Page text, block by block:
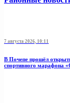
7 августа 2026, 10:11
В Почепе прошёл
спортивного марафона